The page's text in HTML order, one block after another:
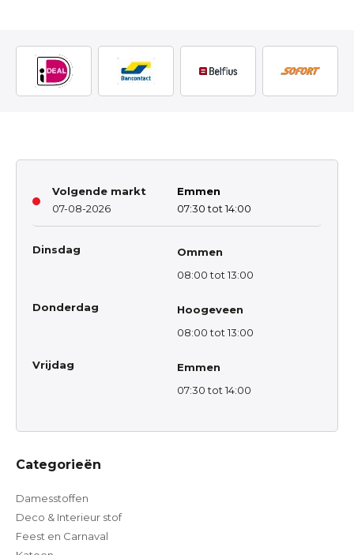
Volgende markt
07-08-2026
Emmen
07:30 tot 14:00
Dinsdag
Ommen
08:00 tot 13:00
Donderdag
Hoogeveen
08:00 tot 13:00
Vrijdag
Emmen
07:30 tot 14:00
Categorieën
Damesstoffen
Deco & Interieur stof
Feest en Carnaval